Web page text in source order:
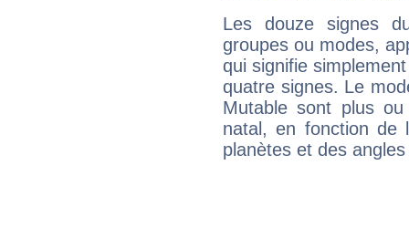
Les douze signes
groupes ou modes,
qui signifie
quatre signes. Le
Mutable sont plus
natal, en fonction de
planètes et des